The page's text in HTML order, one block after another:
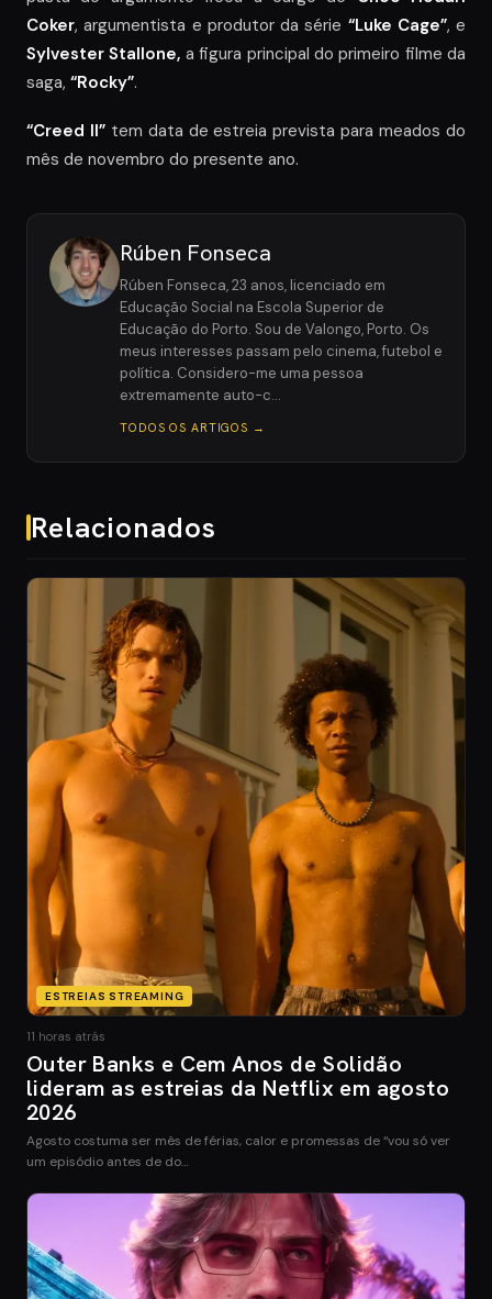
Coker, argumentista e produtor da série “Luke Cage”, e
Sylvester Stallone, a figura principal do primeiro filme da
saga, “Rocky”.
“Creed II”tem data de estreia prevista para meados do
mês de novembro do presente ano.
Rúben Fonseca
Rúben Fonseca, 23 anos, licenciado em
Educação Social na Escola Superior de
Educação do Porto. Sou de Valongo, Porto. Os
meus interesses passam pelo cinema, futebol e
política. Considero-me uma pessoa
extremamente auto-c…
TODOS OS ARTIGOS →
Relacionados
ESTREIAS STREAMING
11 horas atrás
Outer Banks e Cem Anos de Solidão
lideram as estreias da Netflix em agosto
2026
Agosto costuma ser mês de férias, calor e promessas de “vou só ver
um episódio antes de do…